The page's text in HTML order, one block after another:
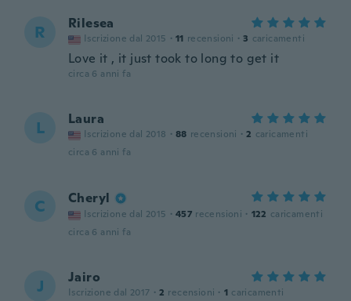
R Rilesea
Iscrizione dal 2015 · 11 recensioni · 3 caricamenti
Love it , it just took to long to get it
circa 6 anni fa
L Laura
Iscrizione dal 2018 · 88 recensioni · 2 caricamenti
circa 6 anni fa
C Cheryl
Iscrizione dal 2015 · 457 recensioni · 122 caricamenti
circa 6 anni fa
J Jairo
Iscrizione dal 2017 · 2 recensioni · 1 caricamenti